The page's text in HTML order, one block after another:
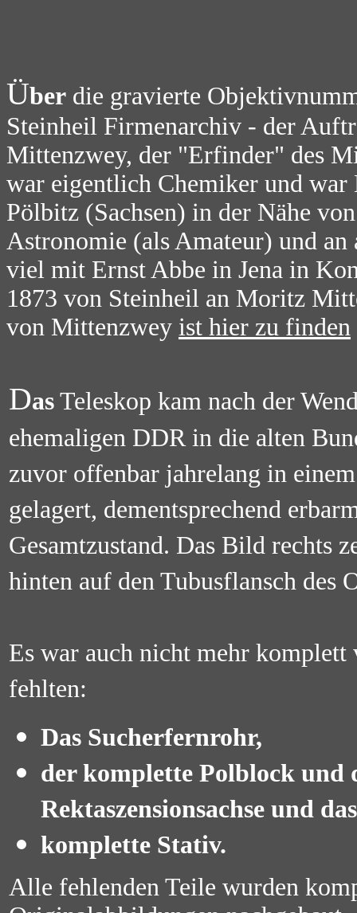
Über die gravierte
Steinheil Firmenarchiv - der
Mittenzwey, der "Erfinder" des
war eigentlich Chemiker und
Pölbitz (Sachsen) in der Nähe
Astronomie (als Amateur) und
viel mit Ernst Abbe in Jena in
1873 von Steinheil an Moritz
von Mittenzwey ist hier zu finden
Das Teleskop kam nach der
ehemaligen DDR in die alten
zuvor offenbar jahrelang in
gelagert, dementsprechend
Gesamtzustand. Das Bild rechts
hinten auf den Tubusflansch des
Es war auch nicht mehr komplett
fehlten:
Das Sucherfernrohr,
der komplette Polblock und
Rektaszensionsachse und das
komplette Stativ.
Alle fehlenden Teile wurden